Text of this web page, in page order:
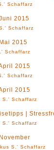
Schaffarz
2015
Schaffarz
2015
Schaffarz
2015
Schaffarz
2015
S.' Schaffarz
|
S.' Schaffarz
S.' Schaffarz